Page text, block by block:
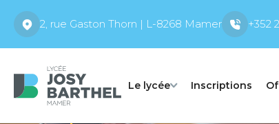
2, rue Gaston Thorn | L-8268 Mamer +352
Le lycée Inscriptions